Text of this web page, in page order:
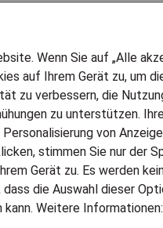
Services
JOBSUCHE
LEBENSLAUF GENERATOR
ZEITARBEIT
PERSONALVERMITTLUNG
Wenn Sie auf „Alle
auf Ihrem Gerät zu, um
zu verbessern, die
zu unterstützen.
von
stimmen Sie nur der
Gerät zu. Es werden
die Auswahl dieser
Weitere Informationen: